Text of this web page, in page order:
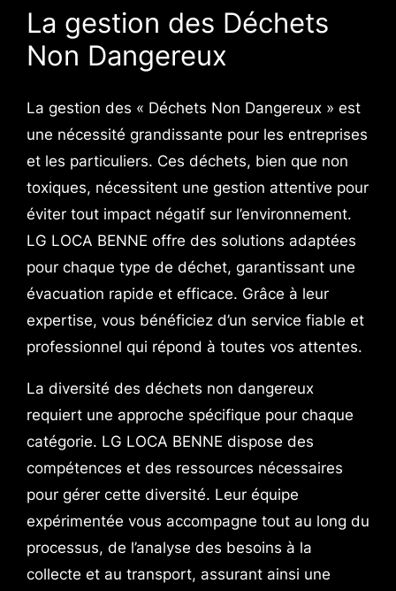
La gestion des Déchets
Non Dangereux
La gestion des « Déchets Non Dangereux » est
une nécessité grandissante pour les entreprises
et les particuliers. Ces déchets, bien que non
toxiques, nécessitent une gestion attentive pour
éviter tout impact négatif sur l’environnement.
LG LOCA BENNE offre des solutions adaptées
pour chaque type de déchet, garantissant une
évacuation rapide et efficace. Grâce à leur
expertise, vous bénéficiez d’un service fiable et
professionnel qui répond à toutes vos attentes.
La diversité des déchets non dangereux
requiert une approche spécifique pour chaque
catégorie. LG LOCA BENNE dispose des
compétences et des ressources nécessaires
pour gérer cette diversité. Leur équipe
expérimentée vous accompagne tout au long du
processus, de l’analyse des besoins à la
collecte et au transport, assurant ainsi une